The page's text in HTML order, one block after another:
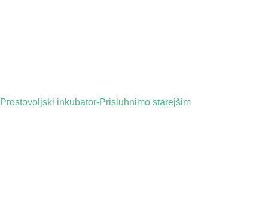
Prostovoljski inkubator-Prisluhnimo starejšim